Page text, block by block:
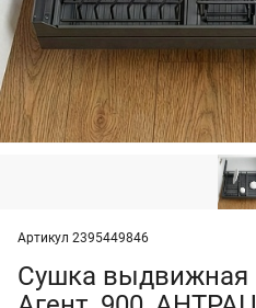
Артикул 2395449846
Сушка выдвижная